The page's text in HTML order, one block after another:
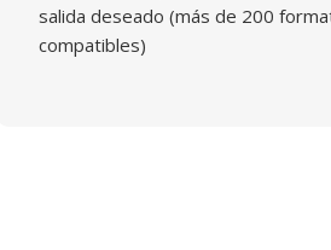
salida deseado (más de 200
compatibles)